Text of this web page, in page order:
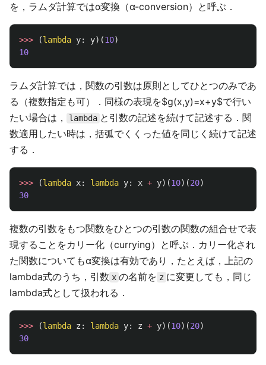
を，ラムダ計算ではα変換（α-conversion）と呼ぶ．
>>> (lambda y: y)(10)
10
ラムダ計算では，関数の引数は原則としてひとつのみであ
る（複数指定も可）．同様の表現を$g(x,y)=x+y$で行い
たい場合は，
lambda と引数の記述を続けて記述する．関
数適用したい時は，括弧でくくった値を同じく続けて記述
する．
>>> (lambda x: lambda y: x + y)(10)(20)
30
複数の引数をもつ関数をひとつの引数の関数の組合せで表
現することをカリー化（currying）と呼ぶ．カリー化され
た関数についてもα変換は有効であり，たとえば，上記の
lambda式のうち，引数 x の名前を z に変更しても，同じ
lambda式として扱われる．
>>> (lambda z : lambda y: z + y)(10)(20)
30